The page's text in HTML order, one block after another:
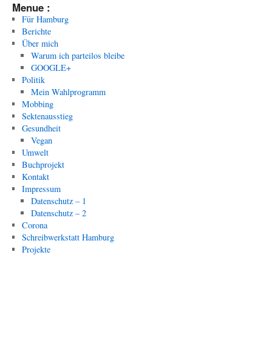
Menue :
Für Hamburg
Berichte
Über mich
Warum ich parteilos bleibe
GOOGLE+
Politik
Mein Wahlprogramm
Mobbing
Sektenausstieg
Gesundheit
Vegan
Umwelt
Buchprojekt
Kontakt
Impressum
Datenschutz – 1
Datenschutz – 2
Corona
Schreibwerkstatt Hamburg
Projekte